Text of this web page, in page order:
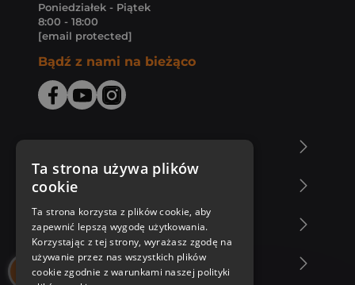
Poniedziałek - Piątek
8:00 - 18:00
[email protected]
Bądź z nami na bieżąco
Zakupy u nas
Nasza oferta
Nasi autorzy
Ta strona używa plików
cookie
Ta strona korzysta z plików cookie, aby
zapewnić lepszą wygodę użytkowania.
Korzystając z tej strony, wyrażasz zgodę na
używanie przez nas wszystkich plików
cookie zgodnie z warunkami naszej polityki